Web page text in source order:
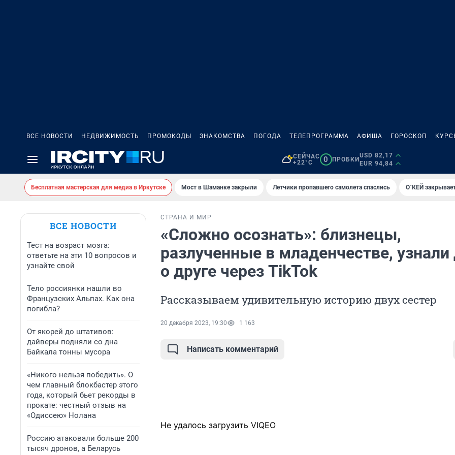
ВСЕ НОВОСТИ НЕДВИЖИМОСТЬ ПРОМОКОДЫ ЗНАКОМСТВА ПОГОДА ТЕЛЕПРОГРАММА АФИША ГОРОСКОП
СЕЙЧАС
+22°C
0 ПРОБКИ
USD 82,17
EUR 94,84
Бесплатная мастерская для медиа в Иркутске Мост в Шаманке закрыли Летчики пропавшего самолета спаслись О`КЕЙ
ВСЕ НОВОСТИ
Тест на возраст мозга:
ответьте на эти 10 вопросов и
узнайте свой
Тело россиянки нашли во
Французских Альпах. Как она
погибла?
От якорей до штативов:
дайверы подняли со дна
Байкала тонны мусора
«Никого нельзя победить». О
чем главный блокбастер этого
года, который бьет рекорды в
прокате: честный отзыв на
«Одиссею» Нолана
Россию атаковали больше 200
тысяч дронов, а Беларусь
СТРАНА И МИР
«Сложно осознать»: близнецы,
разлученные в младенчестве, узнали
о друге через TikTok
Рассказываем удивительную историю двух сестер
20 декабря 2023, 19:30 1 163
Написать комментарий
Не удалось загрузить VIQEO